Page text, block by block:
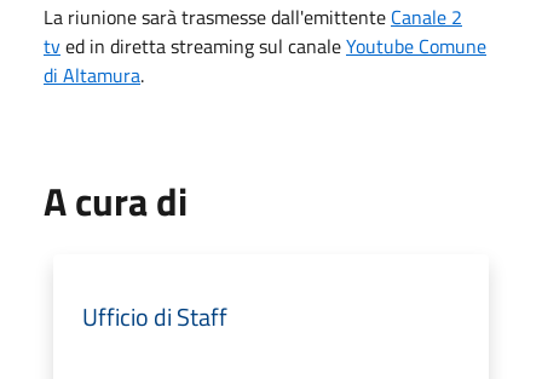
La riunione sarà trasmesse dall'emittente Canale 2
tved in diretta streaming sul canaleYoutube Comune
di Altamura.
A cura di
Ufficio di Staff